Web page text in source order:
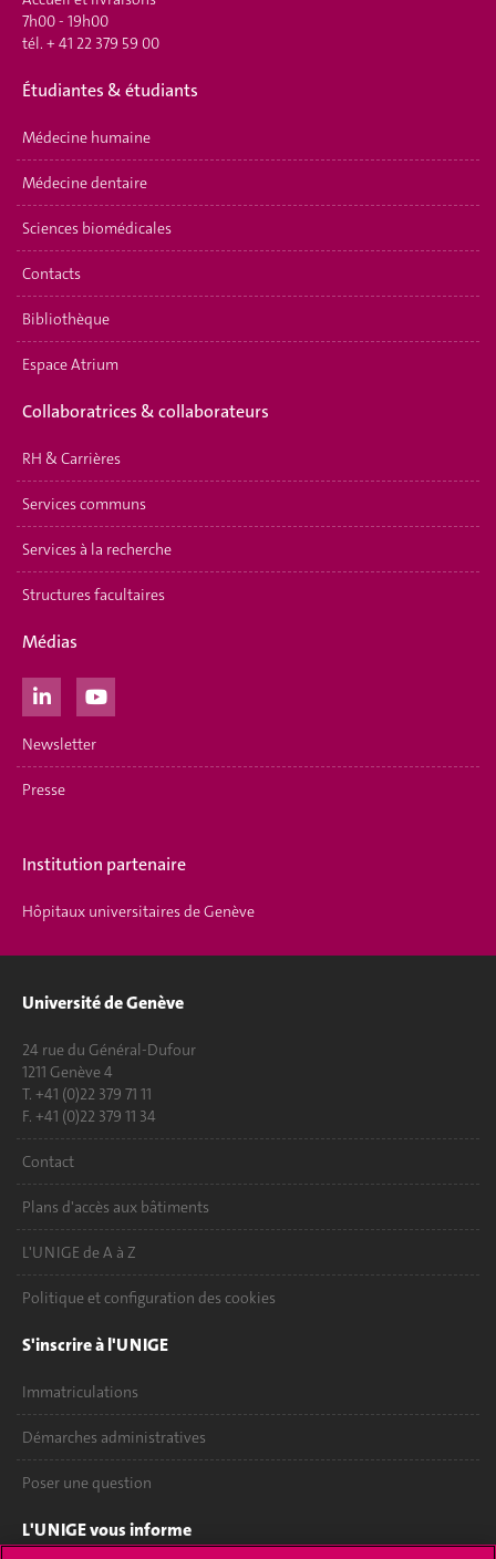
7h00 - 19h00
tél. + 41 22 379 59 00
Étudiantes & étudiants
Médecine humaine
Médecine dentaire
Sciences biomédicales
Contacts
Bibliothèque
Espace Atrium
Collaboratrices & collaborateurs
RH & Carrières
Services communs
Services à la recherche
Structures facultaires
Médias
Newsletter
Presse
Institution partenaire
Hôpitaux universitaires de Genève
Université de Genève
24 rue du Général-Dufour
1211 Genève 4
T. +41 (0)22 379 71 11
F. +41 (0)22 379 11 34
Contact
Plans d'accès aux bâtiments
L'UNIGE de A à Z
Politique et configuration des cookies
S'inscrire à l'UNIGE
Immatriculations
Démarches administratives
Poser une question
L'UNIGE vous informe